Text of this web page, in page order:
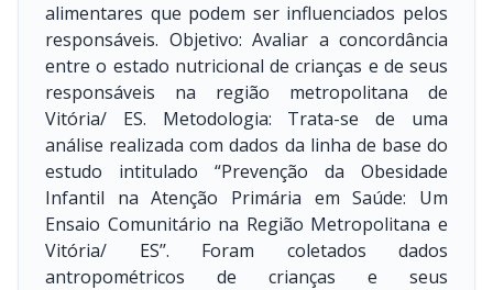
alimentares que podem ser influenciados pelos
responsáveis. Objetivo: Avaliar a concordância
entre o estado nutricional de crianças e de seus
responsáveis na região metropolitana de
Vitória/ ES. Metodologia: Trata-se de uma
análise realizada com dados da linha de base do
estudo intitulado “Prevenção da Obesidade
Infantil na Atenção Primária em Saúde: Um
Ensaio Comunitário na Região Metropolitana e
Vitória/ ES’’. Foram coletados dados
antropométricos de crianças e seus